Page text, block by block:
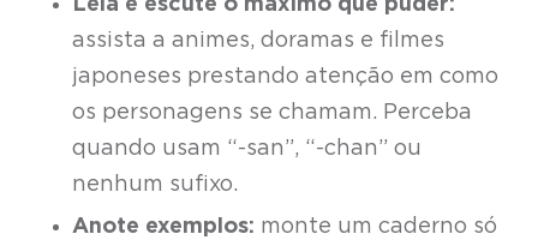
Leia e escute o máximo que puder:
assista a animes, doramas e filmes
japoneses prestando atenção em como
os personagens se chamam. Perceba
quando usam “-san”, “-chan” ou
nenhum sufixo.
Anote exemplos: monte um caderno só